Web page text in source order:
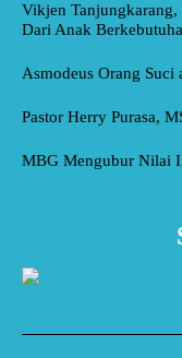
Vikjen Tanjungkarang,
Dari Anak
Asmodeus Orang Suci
Pastor Herry Purasa,
MBG Mengubur Nilai